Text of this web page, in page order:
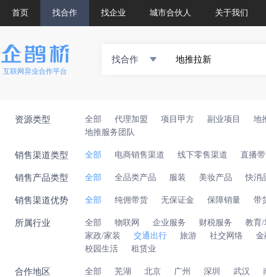
首页 找合作 找企业 城市合伙人 关于我们
互联网异业合作平台
找合作
资源类型 全部 代理加盟 项目甲方 副业项目
地
地推服务团队
销售渠道类型 全部 电商销售渠道 线下零售渠道 直播
销售产品类型 全部 全品类产品 服装 美妆产品 快消
销售渠道优势 全部 纯佣带货 无保证金 保障销量 带
所属行业 全部 物联网 企业服务 财税服务
教育/
家政/家装
交通出行 旅游 社交网络
金
校园生活
租赁业
合作地区 全部 芜湖 北京 广州 深圳 武汉